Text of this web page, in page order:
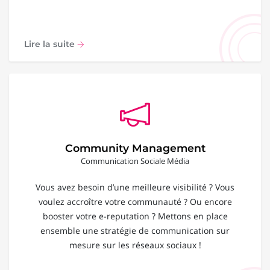
Lire la suite
Community Management
Communication Sociale Média
Vous avez besoin d’une meilleure visibilité ? Vous
voulez accroître votre communauté ? Ou encore
booster votre e-reputation ? Mettons en place
ensemble une stratégie de communication sur
mesure sur les réseaux sociaux !